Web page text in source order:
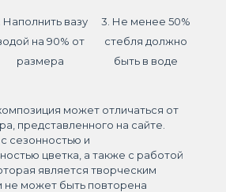
Наполнить вазу
на 90% от
размера
3. Не менее 50%
стебля должно
быть в воде
может отличаться от
представленного на сайте.
сезонностью и
цветка, а также с работой
является творческим
не может быть повторена